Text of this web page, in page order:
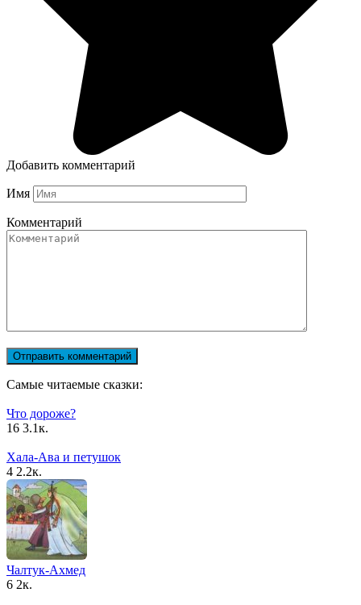
Добавить комментарий
Имя
Комментарий
Самые читаемые сказки:
Что дороже?
16 3.1к.
Хала-Ава и петушок
4 2.2к.
Чалтук-Ахмед
6 2к.